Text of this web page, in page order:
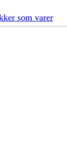
som varer